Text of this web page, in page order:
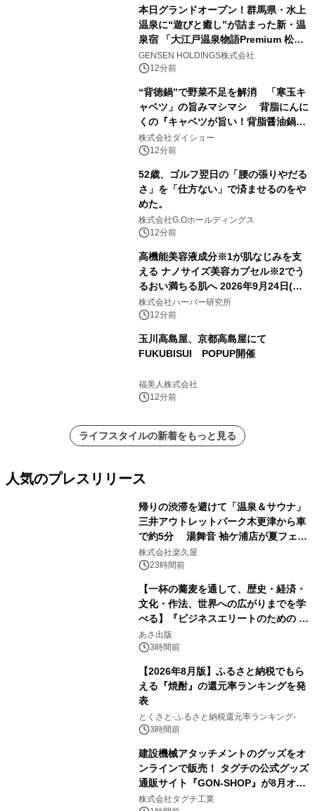
本日グランドオープン！群馬県・水上
温泉に“遊びと癒し”が詰まった新・温
泉宿 「大江戸温泉物語Premium 松乃
井」が誕生
GENSEN HOLDINGS株式会社
12分前
“背徳鍋”で野菜不足を解消 「寒玉キ
ャベツ」の旨みマシマシ 背脂にんに
くの『キャベツが旨い！背脂醤油鍋ス
ープ』発売
株式会社ダイショー
12分前
52歳、ゴルフ翌日の「腰の張りやだる
さ」を「仕方ない」で済ませるのをや
めた。
株式会社G.Oホールディングス
12分前
高機能美容液成分※1が肌なじみを支
える ナノサイズ美容カプセル※2でう
るおい満ちる肌へ 2026年9月24日(木)
よりリニューアル新発売 『ディープモ
イストセラム』
株式会社ハーバー研究所
12分前
玉川高島屋、京都高島屋にて
FUKUBISUI POPUP開催
福美人株式会社
12分前
ライフスタイルの新着をもっと見る
人気のプレスリリース
帰りの渋滞を避けて「温泉＆サウナ」
三井アウトレットパーク木更津から車
で約5分 湯舞音 袖ケ浦店が夏フェア
メニューを提供
株式会社楽久屋
23時間前
【一杯の蕎麦を通して、歴史・経済・
文化・作法、世界への広がりまでを学
べる】『ビジネスエリートのための 教
養としての蕎麦』2026年8月25日
（火）発売
あさ出版
3時間前
【2026年8月版】ふるさと納税でもら
える『焼酎』の還元率ランキングを発
表
とくさと-ふるさと納税還元率ランキング-
3時間前
建設機械アタッチメントのグッズをオ
ンラインで販売！ タグチの公式グッズ
通販サイト『GON-SHOP』が8月オー
プン
株式会社タグチ工業